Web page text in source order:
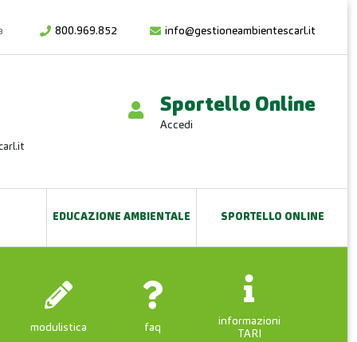
800.969.852 info@gestioneambientescarl.it
Sportello Online
Accedi
EDUCAZIONE AMBIENTALE SPORTELLO ONLINE
modulistica faq
informazioni
TARI